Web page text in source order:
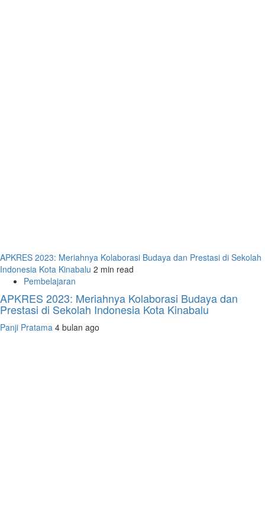
APKRES 2023: Meriahnya Kolaborasi Budaya dan Prestasi di Sekolah
Indonesia Kota Kinabalu 2 min read
Pembelajaran
APKRES 2023: Meriahnya Kolaborasi Budaya dan
Prestasi di Sekolah Indonesia Kota Kinabalu
Panji Pratama 4 bulan ago